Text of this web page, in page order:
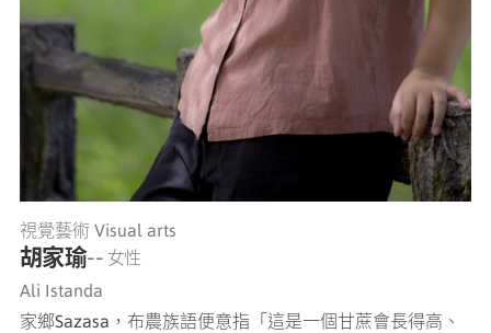
視覺藝術 Visual arts
胡家瑜-- 女性
Ali Istanda
家鄉Sazasa，布農族語便意指「這是一個甘蔗會長得高、